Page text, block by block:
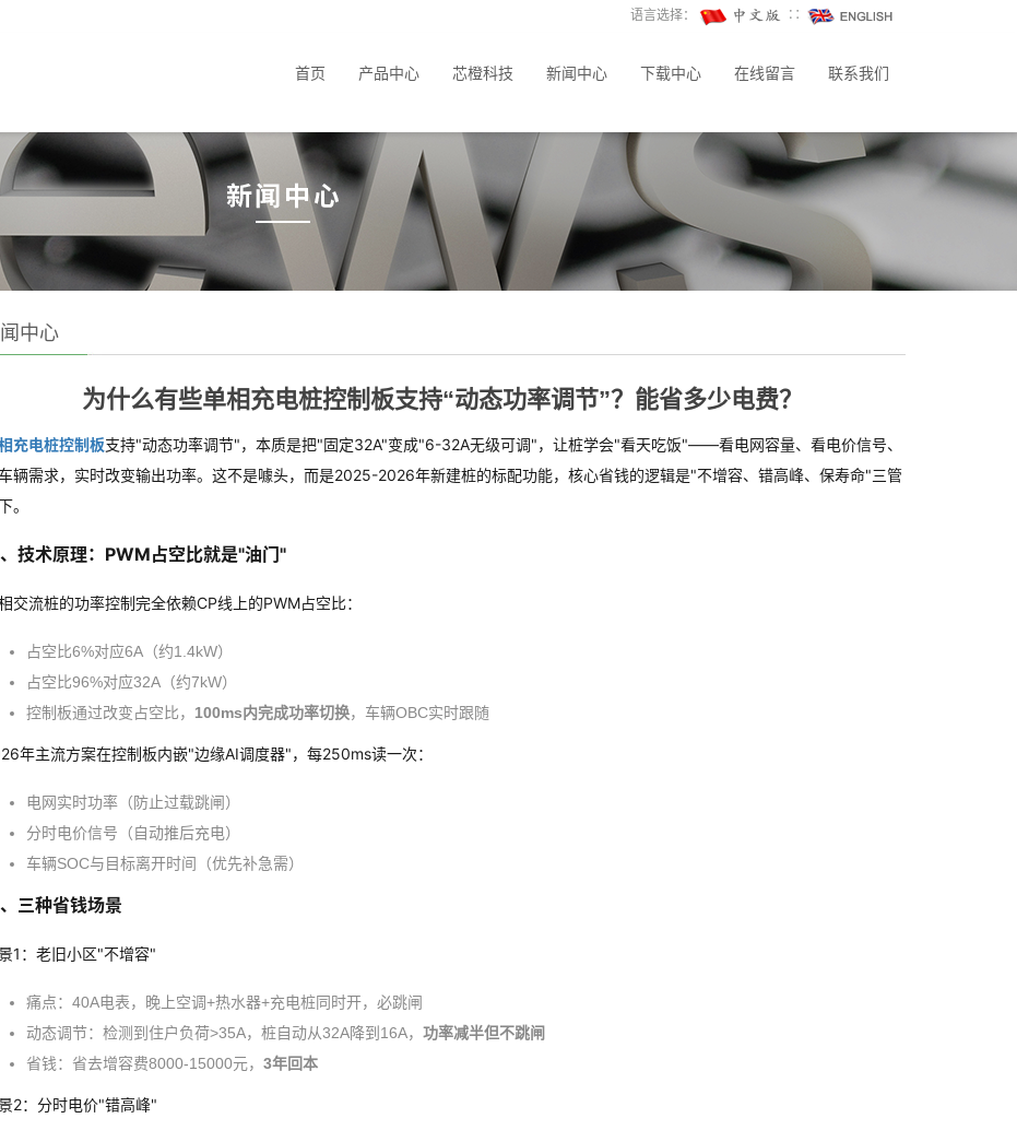
语言选择： ∷
首页 产品中心 芯橙科技 新闻中心 下载中心 在线留言 联系我们
中心
为什么有些单相充电桩控制板支持“动态功率调节”？能省多少电费？
充电桩控制板支持"动态功率调节"，本质是把"固定32A"变成"6-32A无级可调"，让桩学会"看天吃饭"——看电网容量、看电价信号、
辆需求，实时改变输出功率。这不是噱头，而是2025-2026年新建桩的标配功能，核心省钱的逻辑是"不增容、错高峰、保寿命"三管
。
技术原理：PWM占空比就是"油门"
交流桩的功率控制完全依赖CP线上的PWM占空比：
占空比6%对应6A（约1.4kW）
占空比96%对应32A（约7kW）
控制板通过改变占空比， 100ms内完成功率切换，车辆OBC实时跟随
年主流方案在控制板内嵌"边缘AI调度器"，每250ms读一次：
电网实时功率（防止过载跳闸）
分时电价信号（自动推后充电）
车辆SOC与目标离开时间（优先补急需）
三种省钱场景
1：老旧小区"不增容"
痛点：40A电表，晚上空调+热水器+充电桩同时开，必跳闸
动态调节：检测到住户负荷>35A，桩自动从32A降到16A， 功率减半但不跳闸
省钱：省去增容费8000-15000元， 3年回本
2：分时电价"错高峰"